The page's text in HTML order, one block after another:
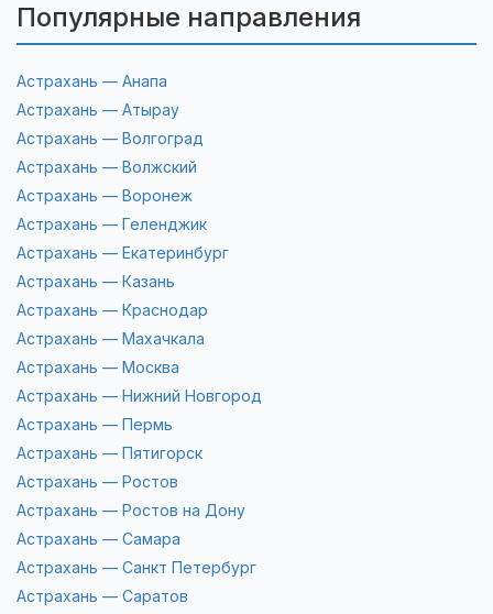
Популярные направления
Астрахань — Анапа
Астрахань — Атырау
Астрахань — Волгоград
Астрахань — Волжский
Астрахань — Воронеж
Астрахань — Геленджик
Астрахань — Екатеринбург
Астрахань — Казань
Астрахань — Краснодар
Астрахань — Махачкала
Астрахань — Москва
Астрахань — Нижний Новгород
Астрахань — Пермь
Астрахань — Пятигорск
Астрахань — Ростов
Астрахань — Ростов на Дону
Астрахань — Самара
Астрахань — Санкт Петербург
Астрахань — Саратов